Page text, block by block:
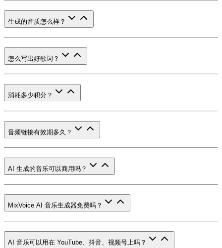
生成的音质怎么样？
怎么写出好歌词？
消耗多少积分？
音频链接有效期多久？
AI 生成的音乐可以商用吗？
MixVoice AI 音乐生成器免费吗？
AI 音乐可以用在 YouTube、抖音、视频号上吗？